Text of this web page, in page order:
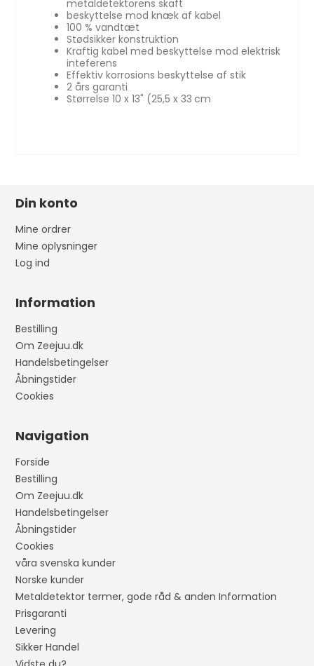
metaldetektorens skaft
beskyttelse mod knæk af kabel
100 % vandtæt
Stødsikker konstruktion
Kraftig kabel med beskyttelse mod elektrisk
inteferens
Effektiv korrosions beskyttelse af stik
2 års garanti
Størrelse 10 x 13" (25,5 x 33 cm
Din konto
Mine ordrer
Mine oplysninger
Log ind
Information
Bestilling
Om Zeejuu.dk
Handelsbetingelser
Åbningstider
Cookies
Navigation
Forside
Bestilling
Om Zeejuu.dk
Handelsbetingelser
Åbningstider
Cookies
våra svenska kunder
Norske kunder
Metaldetektor termer, gode råd & anden Information
Prisgaranti
Levering
Sikker Handel